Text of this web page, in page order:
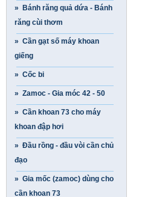
» Bánh răng quả dứa - Bánh
răng cùi thơm
» Cần gạt số máy khoan
giếng
» Cốc bi
» Zamoc - Gia móc 42 - 50
» Cần khoan 73 cho máy
khoan đập hơi
» Đầu rồng - đầu vòi cần chủ
đạo
» Gia mốc (zamoc) dùng cho
cần khoan 73